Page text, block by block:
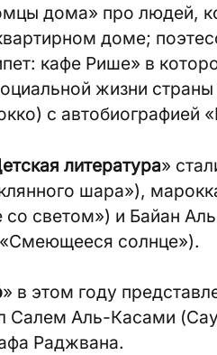
дома» про людей,
доме;
кафе Рише» в
жизни
с автобиографией
литература»
шара»),
светом») и Байан
«Смеющееся солнце»).
» в этом году
Аль-Касами
Раджвана.